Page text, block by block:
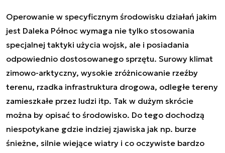
Operowanie w specyficznym środowisku działań jakim
jest Daleka Północ wymaga nie tylko stosowania
specjalnej taktyki użycia wojsk, ale i posiadania
odpowiednio dostosowanego sprzętu. Surowy klimat
zimowo-arktyczny, wysokie zróżnicowanie rzeźby
terenu, rzadka infrastruktura drogowa, odległe tereny
zamieszkałe przez ludzi itp. Tak w dużym skrócie
można by opisać to środowisko. Do tego dochodzą
niespotykane gdzie indziej zjawiska jak np. burze
śnieżne, silnie wiejące wiatry i co oczywiste bardzo